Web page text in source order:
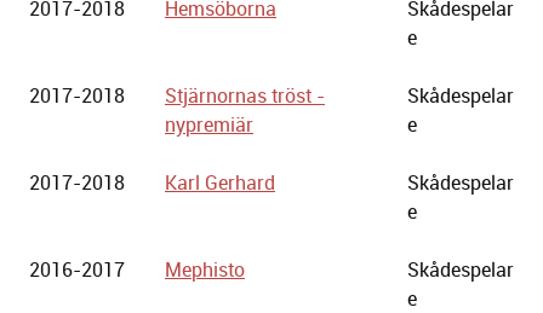
2017-2018 Hemsöborna
Skådespelar
e
2017-2018
Stjärnornas tröst -
nypremiär
Skådespelar
e
2017-2018 Karl Gerhard
Skådespelar
e
2016-2017 Mephisto
Skådespelar
e